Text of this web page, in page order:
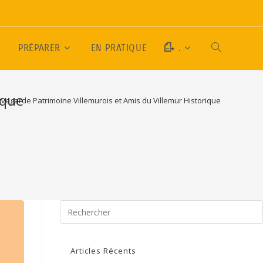
PRÉPARER EN PRATIQUE .
Patrimoine Villemurois et Amis du Villemur Historique
Articles Récents